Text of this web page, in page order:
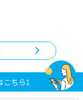
こちら1